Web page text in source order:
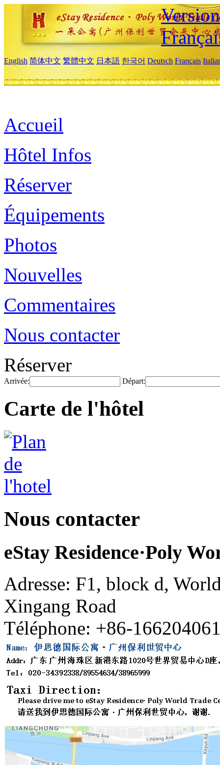
English 简体中文 繁體中文 日本語 한국어 Deutsch Français
Accueil
Hôtel Infos
Réserver
Équipements
Photos
Nouvelles
Commentaires
Nous contacter
Réserver
Arrivée: Départ:
Carte de l'hôtel
Nous contacter
eStay Residence·Poly
Adresse: F1, block d,
Xingang Road
Téléphone: +86-